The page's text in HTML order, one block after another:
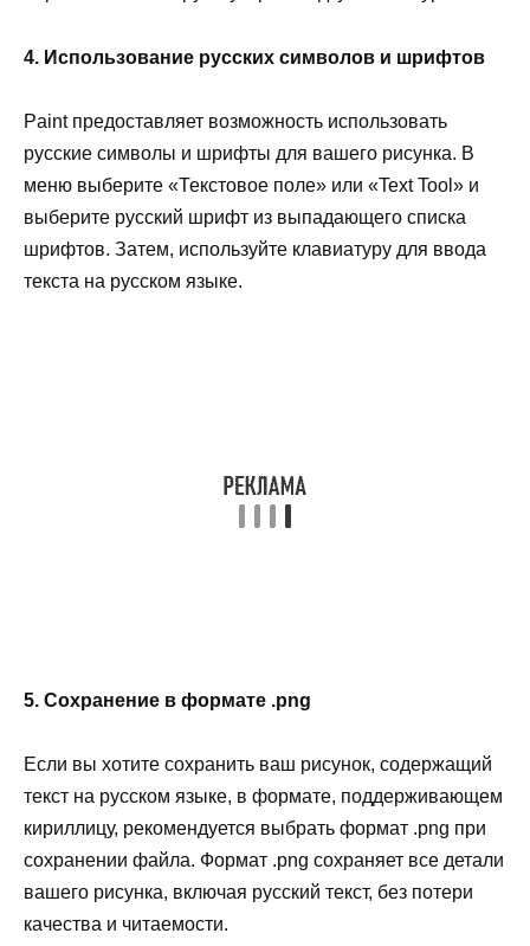
4. Использование русских символов и шрифтов
Paint предоставляет возможность использовать
русские символы и шрифты для вашего рисунка. В
меню выберите «Текстовое поле» или «Text Tool» и
выберите русский шрифт из выпадающего списка
шрифтов. Затем, используйте клавиатуру для ввода
текста на русском языке.
5. Сохранение в формате .png
Если вы хотите сохранить ваш рисунок, содержащий
текст на русском языке, в формате, поддерживающем
кириллицу, рекомендуется выбрать формат .png при
сохранении файла. Формат .png сохраняет все детали
вашего рисунка, включая русский текст, без потери
качества и читаемости.